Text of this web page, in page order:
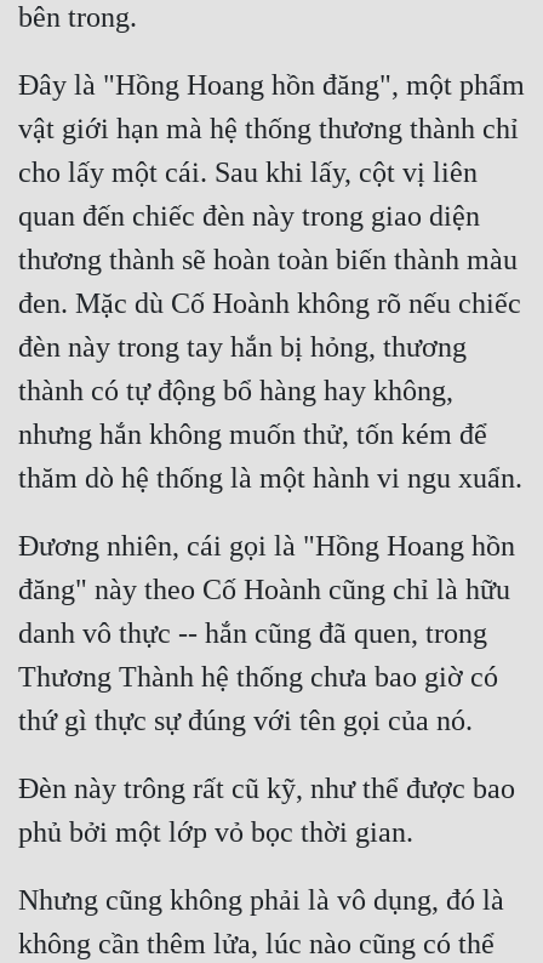
Đây là "Hồng Hoang hồn đăng", một phẩm
vật giới hạn mà hệ thống thương thành chỉ
cho lấy một cái. Sau khi lấy, cột vị liên
quan đến chiếc đèn này trong giao diện
thương thành sẽ hoàn toàn biến thành màu
đen. Mặc dù Cố Hoành không rõ nếu chiếc
đèn này trong tay hắn bị hỏng, thương
thành có tự động bổ hàng hay không,
nhưng hắn không muốn thử, tốn kém để
Đương nhiên, cái gọi là "Hồng Hoang hồn
đăng" này theo Cố Hoành cũng chỉ là hữu
danh vô thực -- hắn cũng đã quen, trong
Thương Thành hệ thống chưa bao giờ có
Đèn này trông rất cũ kỹ, như thể được bao
Nhưng cũng không phải là vô dụng, đó là
không cần thêm lửa, lúc nào cũng có thể